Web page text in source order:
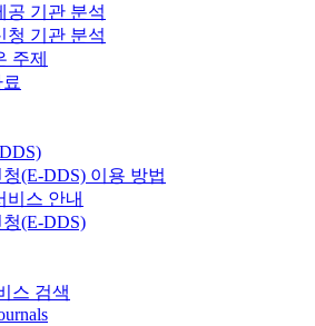
공 기관 분석
청 기관 분석
주제
(E-DDS) 이용 방법
비스 안내
(E-DDS)
스 검색